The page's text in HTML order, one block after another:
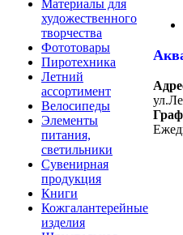
Материалы для
художественного
творчества
Фототовары
Пиротехника
Летний
ассортимент
Велосипеды
Элементы
питания,
светильники
Сувенирная
продукция
Книги
Кожгалантерейные
изделия